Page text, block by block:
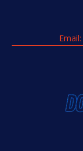
Email: